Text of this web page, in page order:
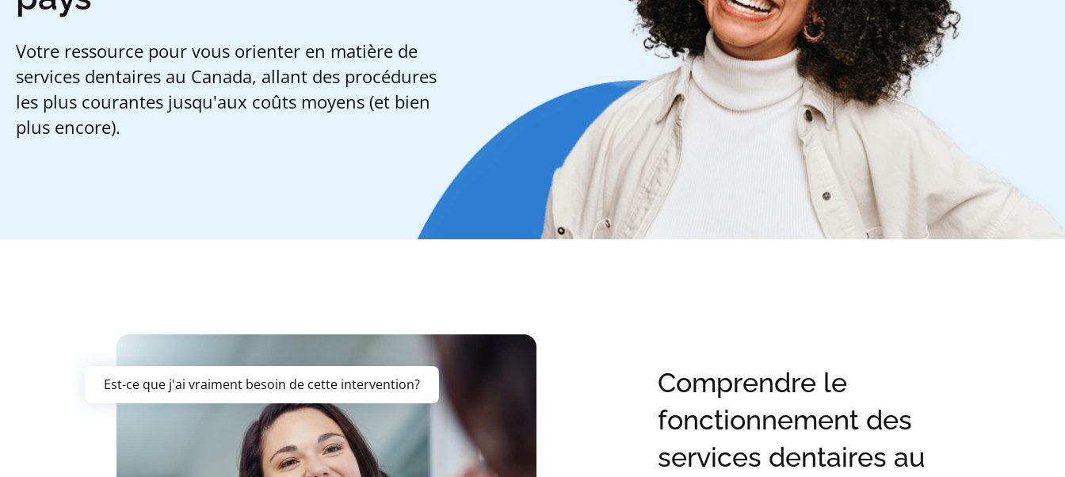
Votre ressource pour vous orienter en matière de
services dentaires au Canada, allant des procédures
les plus courantes jusqu'aux coûts moyens (et bien
plus encore).
Est-ce que j'ai vraiment besoin de cette intervention?
Comprendre le
fonctionnement des
services dentaires au